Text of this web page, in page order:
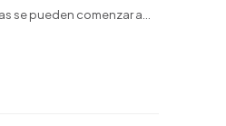
se pueden comenzar a...